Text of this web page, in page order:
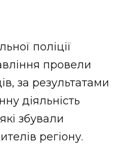
поліції
провели
за результатами
діяльність
збували
регіону.